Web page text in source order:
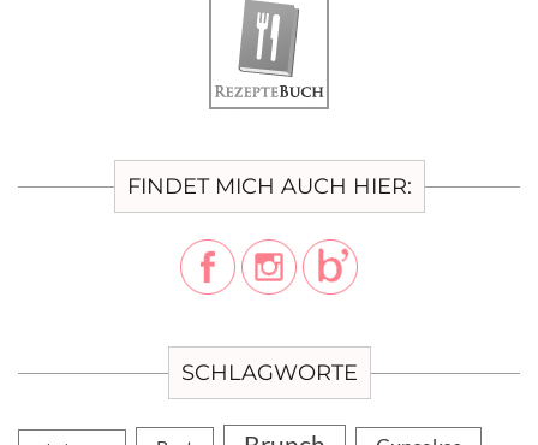
FINDET MICH AUCH HIER:
SCHLAGWORTE